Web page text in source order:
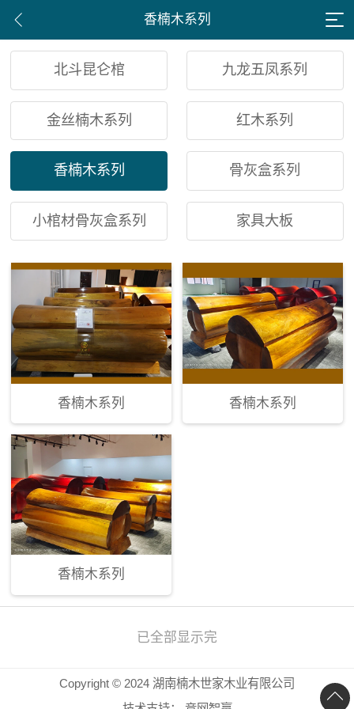
香楠木系列
北斗昆仑棺 九龙五凤系列
金丝楠木系列 红木系列
香楠木系列 骨灰盒系列
小棺材骨灰盒系列 家具大板
香楠木系列 香楠木系列
香楠木系列
已全部显示完
Copyright © 2024 湖南楠木世家木业有限公司